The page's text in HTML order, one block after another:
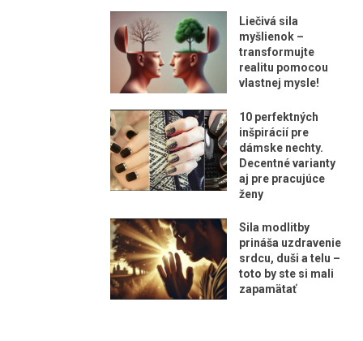
Liečivá sila
myšlienok –
transformujte
realitu pomocou
vlastnej mysle!
10 perfektných
inšpirácií pre
dámske nechty.
Decentné varianty
aj pre pracujúce
ženy
Sila modlitby
prináša uzdravenie
srdcu, duši a telu –
toto by ste si mali
zapamätať